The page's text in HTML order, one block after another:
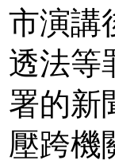
市演講
透法等
署的新
壓跨機